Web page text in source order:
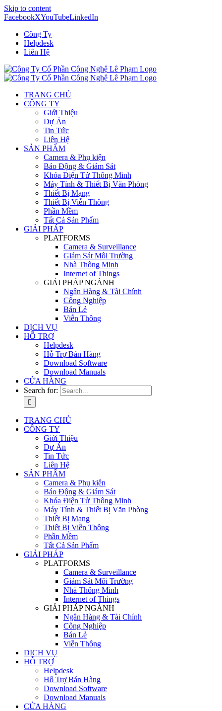
Skip to content
FacebookXYouTubeLinkedIn
Công Ty
Helpdesk
Liên Hệ
TRANG CHỦ
CÔNG TY
Giới Thiệu
Dự Án
Tin Tức
Liên Hệ
SẢN PHẨM
Camera & Phụ kiện
Báo Động & Giám Sát
Khóa Điện Tử Thông Minh
Máy Tính & Thiết Bị Văn Phòng
Thiết Bị Mạng
Thiết Bị Viễn Thông
Phần Mềm
Tất Cả Sản Phẩm
GIẢI PHÁP
PLATFORMS
Camera & Surveillance
Giám Sát Môi Trường
Nhà Thông Minh
Internet of Things
GIẢI PHÁP NGÀNH
Ngân Hàng & Tài Chính
Công Nghiệp
Bán Lẻ
Viễn Thông
DỊCH VỤ
HỖ TRỢ
Helpdesk
Hỗ Trợ Bán Hàng
Download Software
Download Manuals
CỬA HÀNG
Search for:
TRANG CHỦ
CÔNG TY
Giới Thiệu
Dự Án
Tin Tức
Liên Hệ
SẢN PHẨM
Camera & Phụ kiện
Báo Động & Giám Sát
Khóa Điện Tử Thông Minh
Máy Tính & Thiết Bị Văn Phòng
Thiết Bị Mạng
Thiết Bị Viễn Thông
Phần Mềm
Tất Cả Sản Phẩm
GIẢI PHÁP
PLATFORMS
Camera & Surveillance
Giám Sát Môi Trường
Nhà Thông Minh
Internet of Things
GIẢI PHÁP NGÀNH
Ngân Hàng & Tài Chính
Công Nghiệp
Bán Lẻ
Viễn Thông
DỊCH VỤ
HỖ TRỢ
Helpdesk
Hỗ Trợ Bán Hàng
Download Software
Download Manuals
CỬA HÀNG